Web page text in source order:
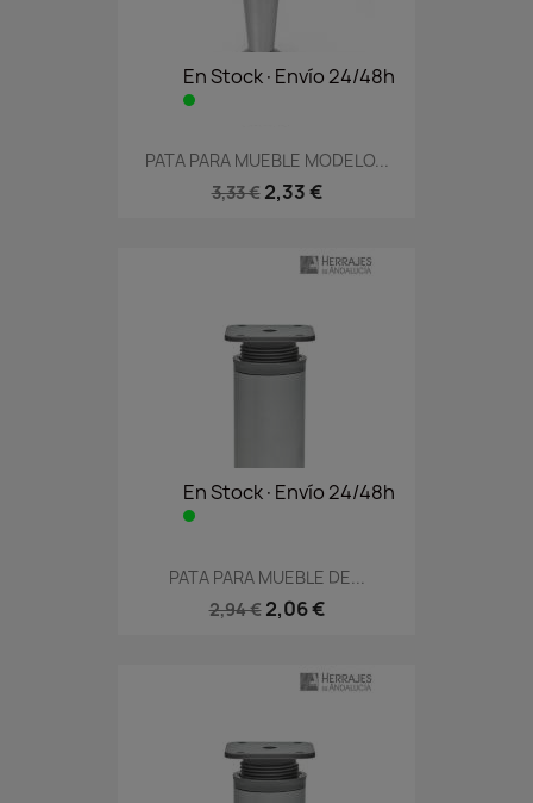
En Stock·Envío 24/48h
PATA PARA MUEBLE MODELO...
3,33 € 2,33 €
En Stock·Envío 24/48h
PATA PARA MUEBLE DE...
2,94 € 2,06 €